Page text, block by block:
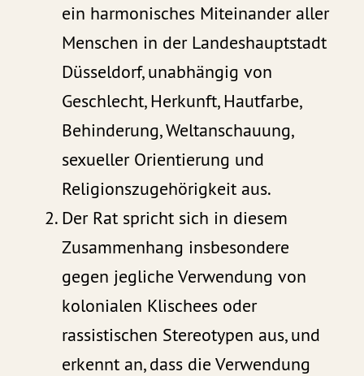
ein harmonisches Miteinander aller
Menschen in der Landeshauptstadt
Düsseldorf, unabhängig von
Geschlecht, Herkunft, Hautfarbe,
Behinderung, Weltanschauung,
sexueller Orientierung und
Religionszugehörigkeit aus.
Der Rat spricht sich in diesem
Zusammenhang insbesondere
gegen jegliche Verwendung von
kolonialen Klischees oder
rassistischen Stereotypen aus, und
erkennt an, dass die Verwendung